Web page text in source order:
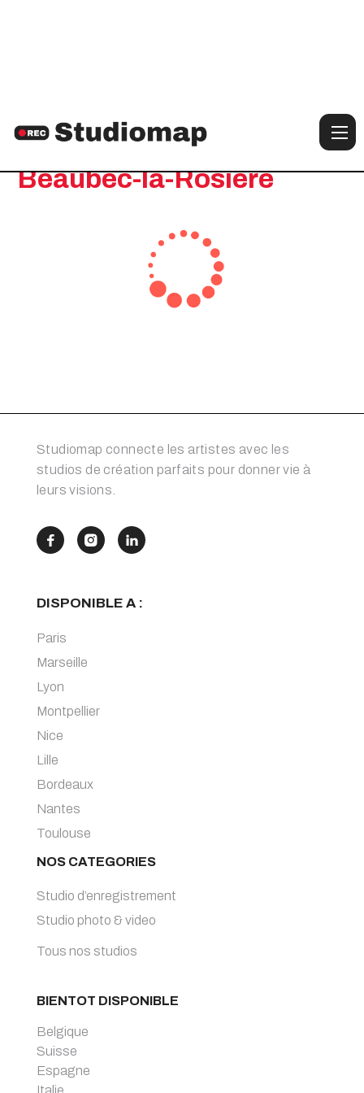
Notre sélection de studios à :
Beaubec-la-Rosière
Studiomap connecte les artistes avec les
studios de création parfaits pour donner vie à
leurs visions.
  
DISPONIBLE A :
Paris
Marseille
Lyon
Montpellier
Nice
Lille
Bordeaux
Nantes
Toulouse
NOS CATEGORIES
Studio d’enregistrement
Studio photo & video
Tous nos studios
BIENTOT DISPONIBLE
Belgique
Suisse
Espagne
Italie